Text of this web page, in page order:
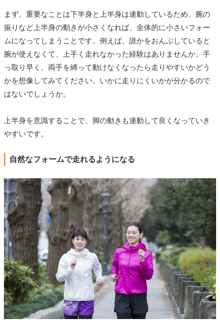
まず、重要なことは下半身と上半身は連動しているため、腕の
振りなど上半身の動きが小さくなれば、全体的に小さいフォー
ムになってしまうことです。例えば、誰かをおんぶしていると
腕が使えなくて、上手く走れなかった経験はありませんか。手
っ取り早く、両手を縛って動けなくなったら走りやすいかどう
かを想像してみてください。いかに走りにくいかが分かるので
はないでしょうか。
上半身を意識することで、脚の動きも連動して良くなっていき
やすいです。
自然なフォームで走れるようになる